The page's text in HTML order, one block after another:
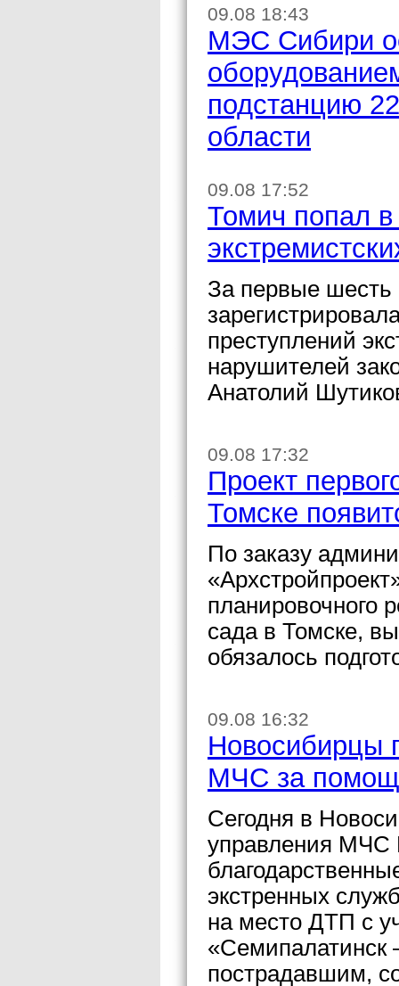
09.08 18:43
МЭС Сибири
подстанцию
области
09.08 17:52
Томич попал в
За первые шесть
преступлений
нарушителей
Анатолий
09.08 17:32
Проект
Томске
По заказу
планировочного
сада в Томске,
обязалось
09.08 16:32
Новосибирцы
МЧС за
Сегодня в
управления МЧС
экстренных
на место ДТП с
«Семипалатинск
пострадавшим,